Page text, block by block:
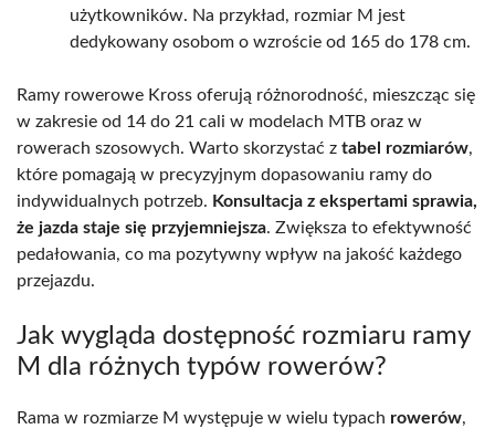
użytkowników. Na przykład, rozmiar M jest
dedykowany osobom o wzroście od 165 do 178 cm.
Ramy rowerowe Kross oferują różnorodność, mieszcząc się
w zakresie od 14 do 21 cali w modelach MTB oraz w
rowerach szosowych. Warto skorzystać z tabel rozmiarów,
które pomagają w precyzyjnym dopasowaniu ramy do
indywidualnych potrzeb. Konsultacja z ekspertami sprawia,
że jazda staje się przyjemniejsza. Zwiększa to efektywność
pedałowania, co ma pozytywny wpływ na jakość każdego
przejazdu.
Jak wygląda dostępność rozmiaru ramy
M dla różnych typów rowerów?
Rama w rozmiarze M występuje w wielu typach rowerów,